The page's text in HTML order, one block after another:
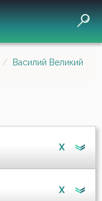
Василий Великий
X
X